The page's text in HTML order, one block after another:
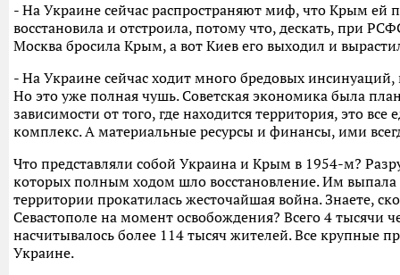
- На Украине сейчас распространяют миф, что Крым ей
восстановила и отстроила, потому что, дескать, при
Москва бросила Крым, а вот Киев его выходил и
- На Украине сейчас ходит много бредовых инсинуаций,
Но это уже полная чушь. Советская экономика была
зависимости от того, где находится территория, это
комплекс. А материальные ресурсы и финансы, ими
Что представляли собой Украина и Крым в 1954-м?
которых полным ходом шло восстановление. Им выпала
территории прокатилась жесточайшая война. Знаете,
Севастополе на момент освобождения? Всего 4 тысячи
насчитывалось более 114 тысяч жителей. Все крупные
Украине.